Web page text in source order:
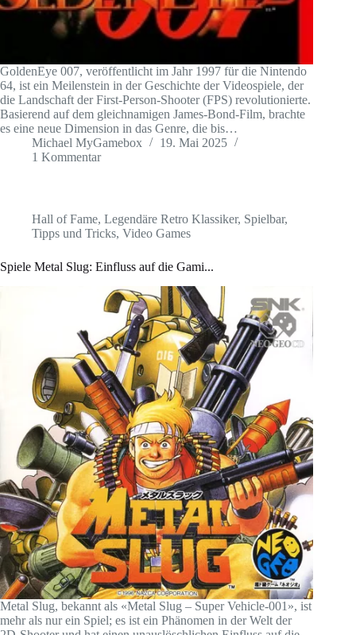
GoldenEye 007, veröffentlicht im Jahr 1997 für die Nintendo
64, ist ein Meilenstein in der Geschichte der Videospiele, der
die Landschaft der First-Person-Shooter (FPS) revolutionierte.
Basierend auf dem gleichnamigen James-Bond-Film, brachte
es eine neue Dimension in das Genre, die bis…
Michael MyGamebox
19. Mai 2025
1 Kommentar
Hall of Fame, Legendäre Retro Klassiker, Spielbar,
Tipps und Tricks, Video Games
Spiele Metal Slug: Einfluss auf die Gami...
Metal Slug, bekannt als «Metal Slug – Super Vehicle-001», ist
mehr als nur ein Spiel; es ist ein Phänomen in der Welt der